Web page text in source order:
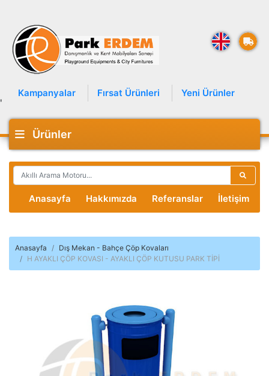
Kampanyalar Fırsat Ürünleri Yeni Ürünler
'
Ürünler
Anasayfa Hakkımızda Referanslar İletişim
Anasayfa
Dış Mekan - Bahçe Çöp Kovaları
H AYAKLI ÇÖP KOVASI - AYAKLI ÇÖP KUTUSU PARK TİPİ